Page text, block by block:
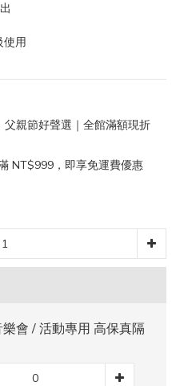
使用
父親節好聲選｜全館滿額現折
NT$999，即享免運費優惠
會 / 活動專用 高保真隔